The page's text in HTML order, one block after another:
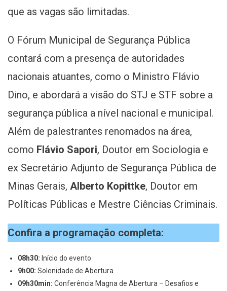
que as vagas são limitadas.
O Fórum Municipal de Segurança Pública
contará com a presença de autoridades
nacionais atuantes, como o Ministro Flávio
Dino, e abordará a visão do STJ e STF sobre a
segurança pública a nível nacional e municipal.
Além de palestrantes renomados na área,
como Flávio Sapori, Doutor em Sociologia e
ex Secretário Adjunto de Segurança Pública de
Minas Gerais, Alberto Kopittke, Doutor em
Políticas Públicas e Mestre Ciências Criminais.
Confira a programação completa:
08h30: Início do evento
9h00: Solenidade de Abertura
09h30min: Conferência Magna de Abertura – Desafios e